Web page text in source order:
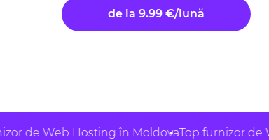
de la 9.99 €/lună
Hosting în MoldovaTop furnizor de Web